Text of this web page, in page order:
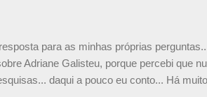
para as minhas próprias
Adriane Galisteu, porque percebi que
daqui a pouco eu conto... Há muito